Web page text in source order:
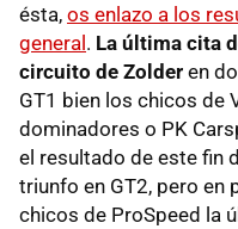
ésta, os enlazo a los
general . La última cita
circuito de Zolder en
GT1 bien los chicos de
dominadores o PK
el resultado de este fin
triunfo en GT2, pero en
chicos de ProSpeed la